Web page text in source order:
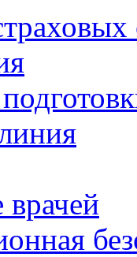
врачей